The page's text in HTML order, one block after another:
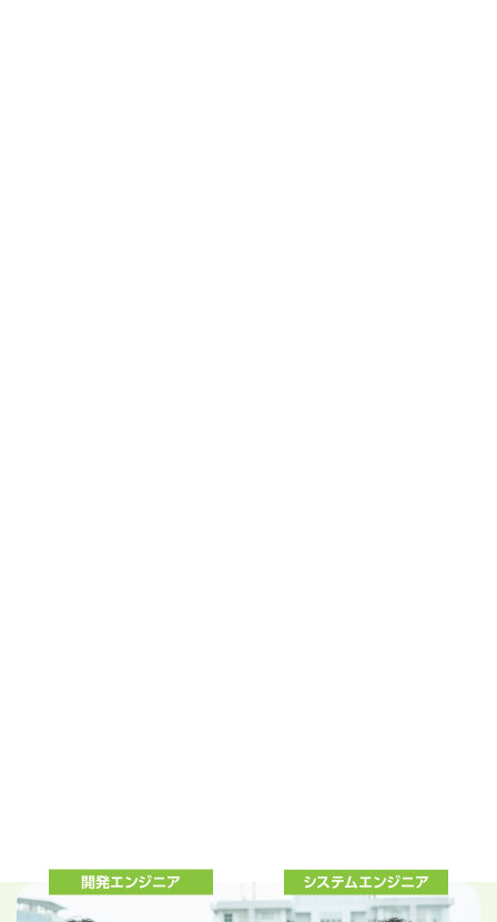
開発エンジニア システムエンジニア